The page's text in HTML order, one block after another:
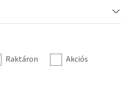
Raktáron Akciós